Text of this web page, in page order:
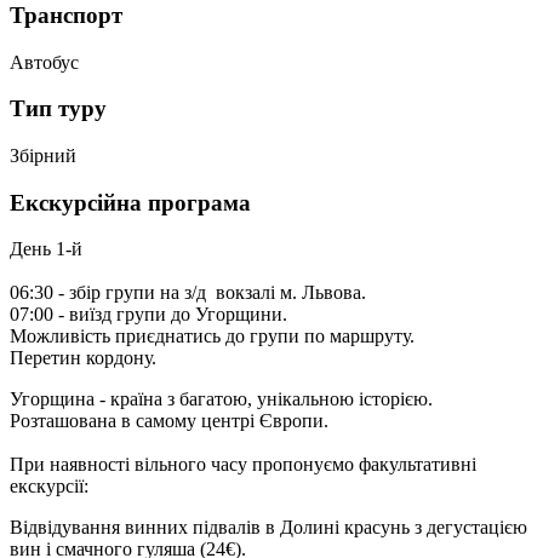
Транспорт
Автобус
Тип туру
Збірний
Екскурсійна програма
День 1-й
06:30 - збір групи на з/д вокзалі м. Львова.
07:00 - виїзд групи до Угорщини.
Можливість приєднатись до групи по маршруту.
Перетин кордону.
Угорщина - країна з багатою, унікальною історією.
Розташована в самому центрі Європи.
При наявності вільного часу пропонуємо факультативні
екскурсії:
Відвідування винних підвалів в Долині красунь з дегустацією
вин і смачного гуляша (24€).